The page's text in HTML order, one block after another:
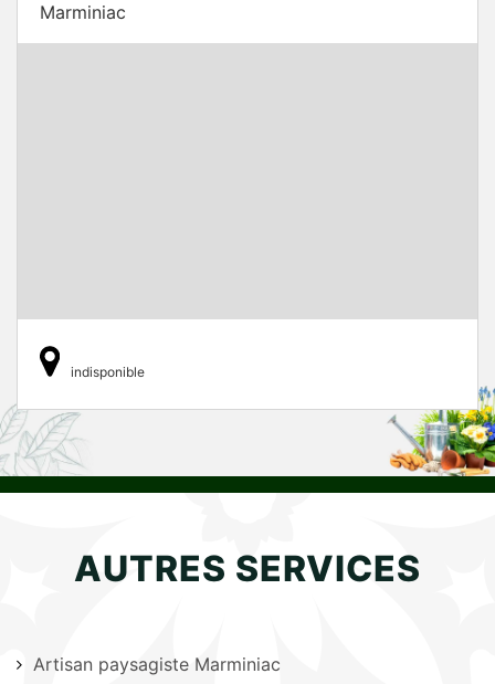
Marminiac
indisponible
AUTRES SERVICES
Artisan paysagiste Marminiac